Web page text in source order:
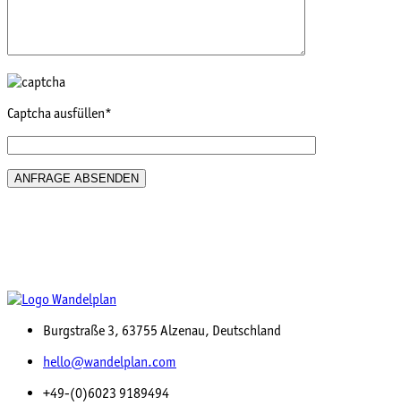
Captcha ausfüllen*
Burgstraße 3, 63755 Alzenau, Deutschland
hello@wandelplan.com
+49-(0)6023 9189494